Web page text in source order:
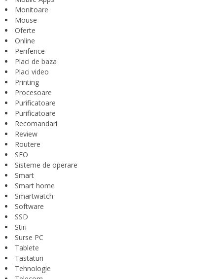
Monitoare
Mouse
Oferte
Online
Periferice
Placi de baza
Placi video
Printing
Procesoare
Purificatoare
Purificatoare
Recomandari
Review
Routere
SEO
Sisteme de operare
Smart
Smart home
Smartwatch
Software
SSD
Stiri
Surse PC
Tablete
Tastaturi
Tehnologie